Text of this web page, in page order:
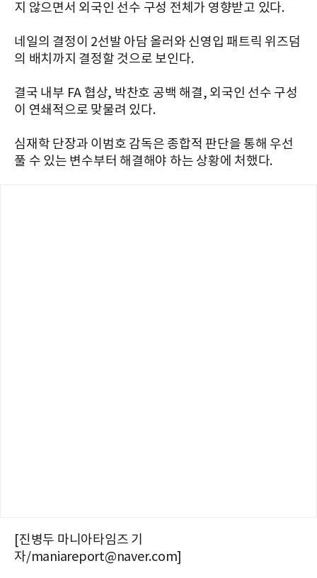
지 않으면서 외국인 선수 구성 전체가 영향받고 있다.
네일의 결정이 2선발 아담 올러와 신영입 패트릭 위즈덤
의 배치까지 결정할 것으로 보인다.
결국 내부 FA 협상, 박찬호 공백 해결, 외국인 선수 구성
이 연쇄적으로 맞물려 있다.
심재학 단장과 이범호 감독은 종합적 판단을 통해 우선
풀 수 있는 변수부터 해결해야 하는 상황에 처했다.
[진병두 마니아타임즈 기
자/maniareport@naver.com]